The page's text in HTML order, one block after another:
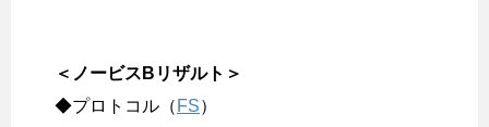
＜ノービスBリザルト＞
◆プロトコル（ FS）